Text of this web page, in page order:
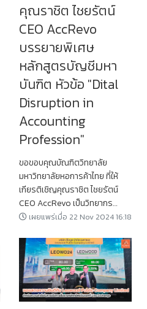
คุณราชิต​ ไชยรัตน์​
CEO​ AccRevo
บรรยายพิเศษ
หลักสูตรบัญชีมหา
บันฑิต หัวข้อ ​"Dital
Disruption in
Accounting
Profession"
ขอขอบคุณบัณฑิตวิทยาลัย​
มหาวิทยาลัยหอการค้าไทย​ ที่ให้
เกียรติเชิญคุณราชิต​ ไชยรัตน์​
CEO​ AccRevo เป็นวิทยากร
บรรยายพิเศษหลักสูตรบัญชีมหา
เผยแพร่เมื่อ 22 Nov 2024 16:18